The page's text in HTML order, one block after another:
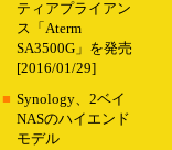
ティアプライアン
ス「Aterm
SA3500G」を発売
[2016/01/29]
■ Synology、2ベイ
NASのハイエンド
モデル